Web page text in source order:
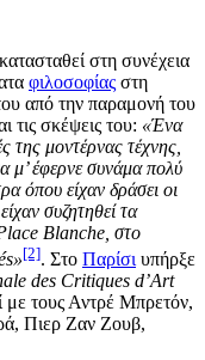
στη συνέχεια
φιλοσοφίας στη
από την παραμονή του
τις σκέψεις του: «Ένα
της μοντέρνας τέχνης,
μ’ έφερνε συνάμα πολύ
όπου είχαν δράσει οι
συζητηθεί τα
Blanche, στο
[2]. Στο Παρίσι υπήρξε
des Critiques d’Art
με τους Αντρέ Μπρετόν,
Πιερ Ζαν Ζουβ,